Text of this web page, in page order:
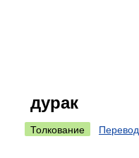
дурак
Толкование Перевод